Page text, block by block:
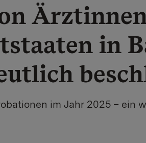
in
im Jahr 2025 – ein